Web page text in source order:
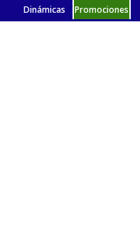
Dinámicas Promociones